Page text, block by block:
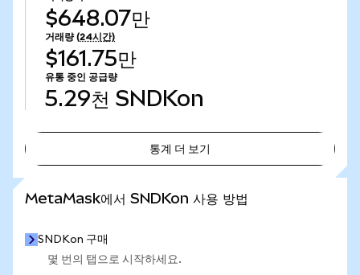
$648.07만
거래량 (24시간)
$161.75만
유통 중인 공급량
5.29천 SNDKon
통계 더 보기
MetaMask에서 SNDKon 사용 방법
SNDKon 구매
몇 번의 탭으로 시작하세요.